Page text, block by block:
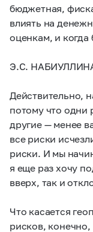
бюджетная,
влиять на
оценкам, и
Э.С.
Действительно,
потому что одни
другие — менее
все риски
риски. И мы
я еще раз хочу
вверх, так и
Что касается
рисков,